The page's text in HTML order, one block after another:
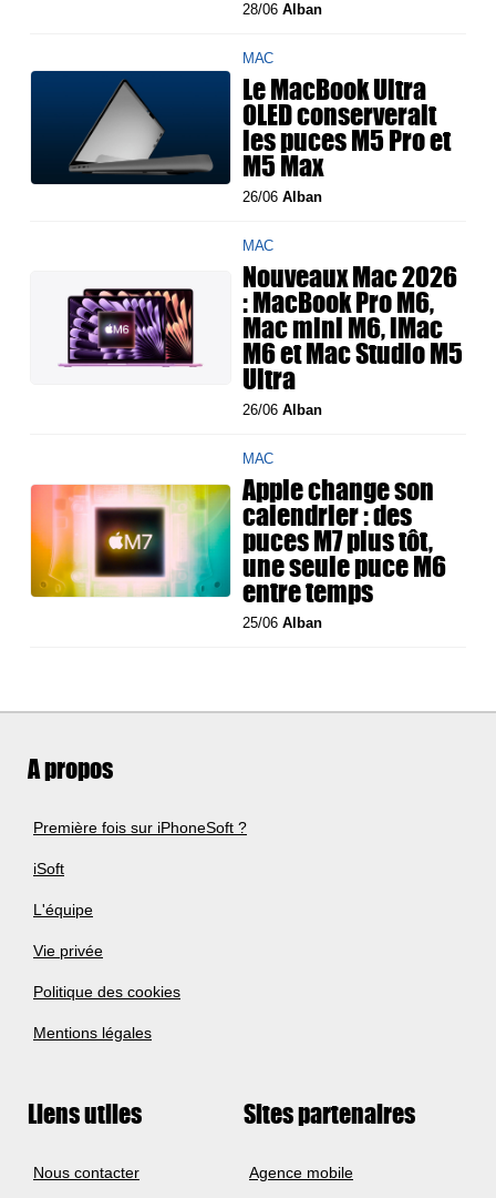
28/06Alban
MAC
Le MacBook Ultra
OLED conserverait
les puces M5 Pro et
M5 Max
26/06Alban
MAC
Nouveaux Mac 2026
: MacBook Pro M6,
Mac mini M6, iMac
M6 et Mac Studio M5
Ultra
26/06Alban
MAC
Apple change son
calendrier : des
puces M7 plus tôt,
une seule puce M6
entre temps
25/06Alban
A propos
Première fois sur iPhoneSoft ?
iSoft
L'équipe
Vie privée
Politique des cookies
Mentions légales
Liens utiles
Nous contacter
Sites partenaires
Agence mobile